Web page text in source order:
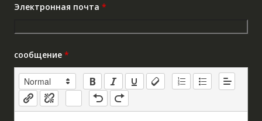
Электронная почта *
сообщение *